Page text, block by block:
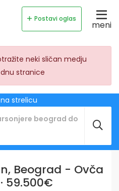
Postavi oglas
meni
neki sličan medju
stranice
strelicu
Beograd - Ovča
59.500€